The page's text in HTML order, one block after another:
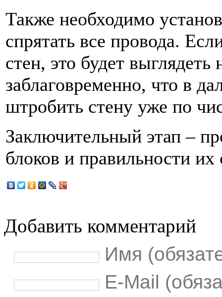
Также необходимо
спрятать все провода.
стен, это будет
заблаговременно, что в
штробить стену уже по
Заключительный этап –
блоков и правильности
Добавить комментарий
Имя
E-Mail